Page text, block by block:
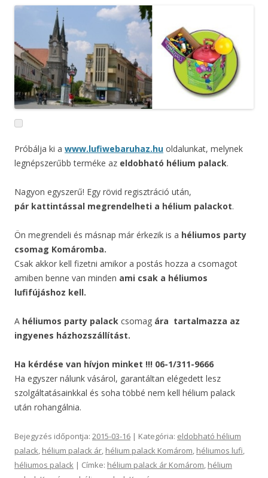
Próbálja ki a www.lufiwebaruhaz.hu oldalunkat, melynek
legnépszerűbb terméke az eldobható hélium palack.
Nagyon egyszerű! Egy rövid regisztráció után,
pár kattintással megrendelheti a hélium palackot.
Ön megrendeli és másnap már érkezik is a héliumos party
csomag Komáromba.
Csak akkor kell fizetni amikor a postás hozza a csomagot
amiben benne van minden ami csak a héliumos
lufifújáshoz kell.
A héliumos party palack csomag ára tartalmazza az
ingyenes házhozszállítást.
Ha kérdése van hívjon minket !!! 06-1/311-9666
Ha egyszer nálunk vásárol, garantáltan elégedett lesz
szolgáltatásainkkal és soha többé nem kell hélium palack
után rohangálnia.
Bejegyzés időpontja: 2015-03-16 | Kategória: eldobható hélium
palack, hélium palack ár, hélium palack Komárom, héliumos lufi,
héliumos palack | Címke: hélium palack ár Komárom, hélium